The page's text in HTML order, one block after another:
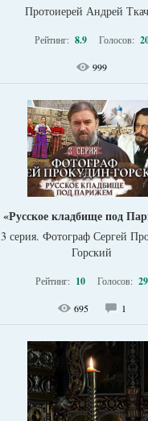
Протоиерей Андрей
Рейтинг: 8.9 Голосов:
999
«Русское кладбище под
3 серия. Фотограф Сергей
Горский
Рейтинг: 10 Голосов: 29
695 1